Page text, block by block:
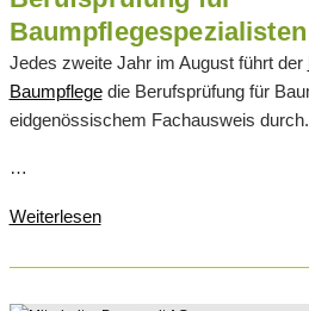
Jedes zweite Jahr im August führt der
Baumpflegedie Berufsprüfung für
eidgenössischem Fachausweis durch.
…
Weiterlesen